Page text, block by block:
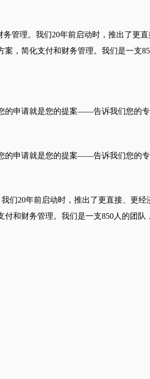
管理。我们20年前启动时，推出了更
案，简化支付和财务管理。我们是一
申请就是您的提案——告诉我们您的
申请就是您的提案——告诉我们您的
们20年前启动时，推出了更直接、更
和财务管理。我们是一支850人的团